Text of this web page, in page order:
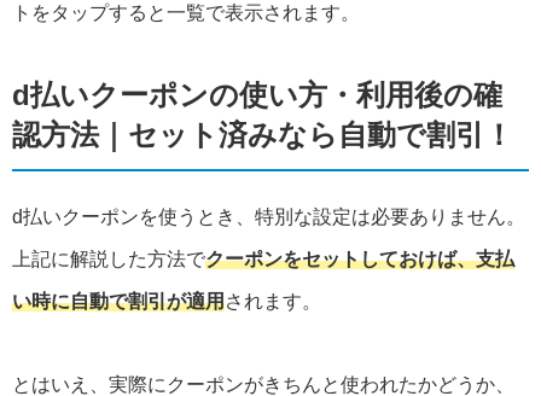
トをタップすると一覧で表示されます。
d払いクーポンの使い方・利用後の確
認方法｜セット済みなら自動で割引！
d払いクーポンを使うとき、特別な設定は必要ありません。
上記に解説した方法でクーポンをセットしておけば、支払
い時に自動で割引が適用されます。
とはいえ、実際にクーポンがきちんと使われたかどうか、